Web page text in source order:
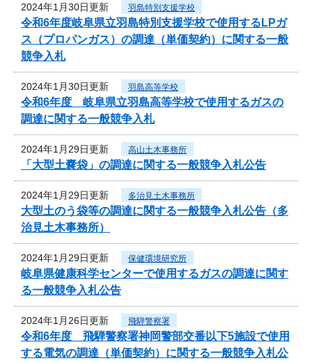
2024年1月30日更新 羽島特別支援学校
令和6年度岐阜県立羽島特別支援学校で使用するLPガ
ス（プロパンガス）の調達（単価契約）に関する一般
競争入札
2024年1月30日更新 羽島高等学校
令和6年度 岐阜県立羽島高等学校で使用するガスの
調達に関する一般競争入札
2024年1月29日更新 高山土木事務所
「大型土嚢袋」の調達に関する一般競争入札公告
2024年1月29日更新 多治見土木事務所
大型土のう袋等の調達に関する一般競争入札公告（多
治見土木事務所）
2024年1月29日更新 保健環境研究所
岐阜県健康科学センターで使用するガスの調達に関す
る一般競争入札公告
2024年1月26日更新 飛騨警察署
令和6年度 飛騨警察署神岡警部交番以下5施設で使用
する電気の調達（単価契約）に関する一般競争入札公